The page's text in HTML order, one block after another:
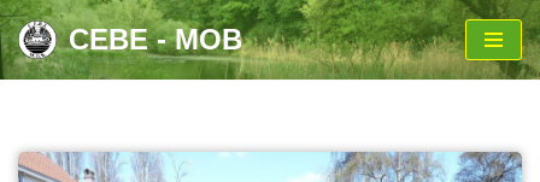
Aller
CEBE - MOB